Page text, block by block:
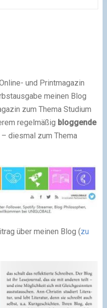
und Printmagazin
meinen Blog
zum Thema Studium
regelmäßig bloggende
diesmal zum Thema
über meinen Blog (zu